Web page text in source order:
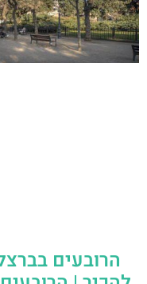
הרובעים